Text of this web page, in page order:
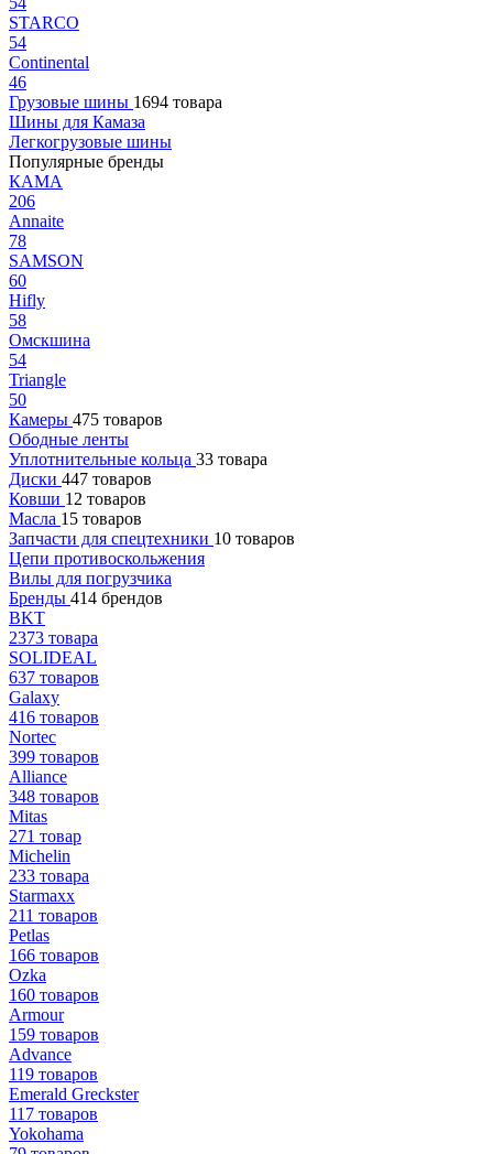
STARCO
54
Continental
46
Грузовые шины 1694 товара
Шины для Камаза
Легкогрузовые шины
Популярные бренды
КАМА
206
Annaite
78
SAMSON
60
Hifly
58
Омскшина
54
Triangle
50
Камеры 475 товаров
Ободные ленты
Уплотнительные кольца 33 товара
Диски 447 товаров
Ковши 12 товаров
Масла 15 товаров
Запчасти для спецтехники 10 товаров
Цепи противоскольжения
Вилы для погрузчика
Бренды 414 брендов
BKT
2373 товара
SOLIDEAL
637 товаров
Galaxy
416 товаров
Nortec
399 товаров
Alliance
348 товаров
Mitas
271 товар
Michelin
233 товара
Starmaxx
211 товаров
Petlas
166 товаров
Ozka
160 товаров
Armour
159 товаров
Advance
119 товаров
Emerald Greckster
117 товаров
Yokohama